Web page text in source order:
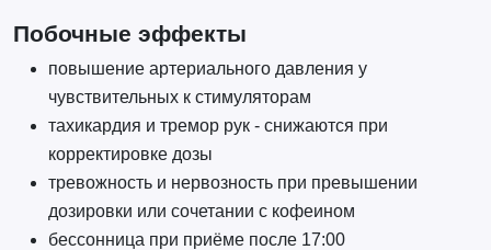
Побочные эффекты
повышение артериального давления у
чувствительных к стимуляторам
тахикардия и тремор рук - снижаются при
корректировке дозы
тревожность и нервозность при превышении
дозировки или сочетании с кофеином
бессонница при приёме после 17:00